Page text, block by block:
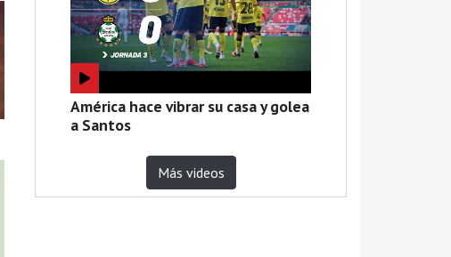
América hace vibrar su casa y golea
a Santos
Más videos